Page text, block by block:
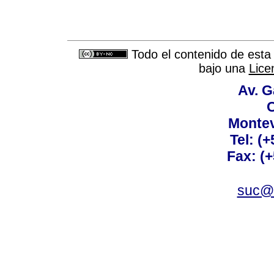
Todo el contenido de
bajo una
Av.
Tel:
Fax: